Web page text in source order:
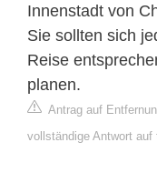
Innenstadt von
Sie sollten sich
Reise
planen.
Antrag auf
vollständige Antwort